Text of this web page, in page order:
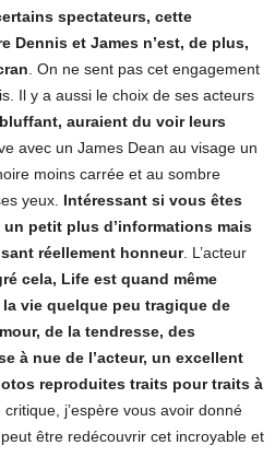
spectateurs, cette
Dennis et James n’est, de plus,
. On ne sent pas cet engagement
Il y a aussi le choix de ses acteurs
auraient du voir leurs
avec un James Dean au visage un
moins carrée et au sombre
yeux. Intéressant si vous êtes
petit plus d’informations mais
réellement honneur. L’acteur
cela, Life est quand même
vie quelque peu tragique de
de la tendresse, des
à nue de l’acteur, un excellent
reproduites traits pour traits à
critique, j’espère vous avoir donné
être redécouvrir cet incroyable et